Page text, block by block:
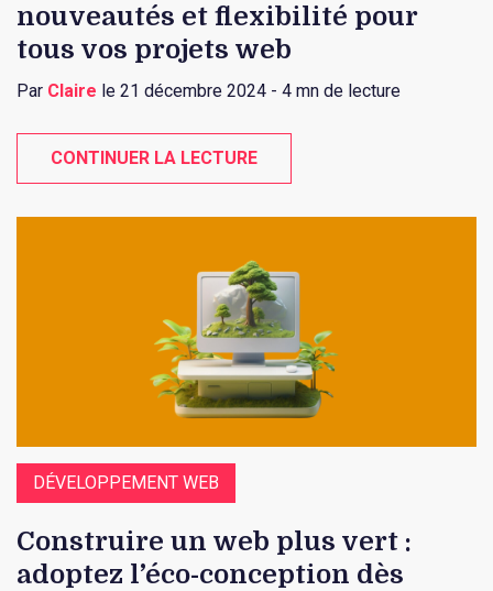
nouveautés et flexibilité pour
tous vos projets web
Par Claire le 21 décembre 2024 - 4 mn de lecture
CONTINUER LA LECTURE
DÉVELOPPEMENT WEB
Construire un web plus vert :
adoptez l’éco-conception dès